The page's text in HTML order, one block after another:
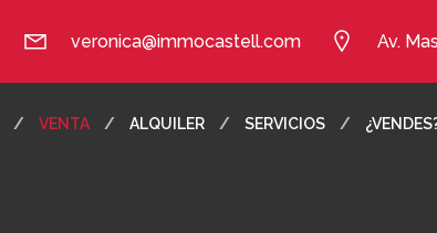
veronica@immocastell.com Av.
VENTA ALQUILER SERVICIOS